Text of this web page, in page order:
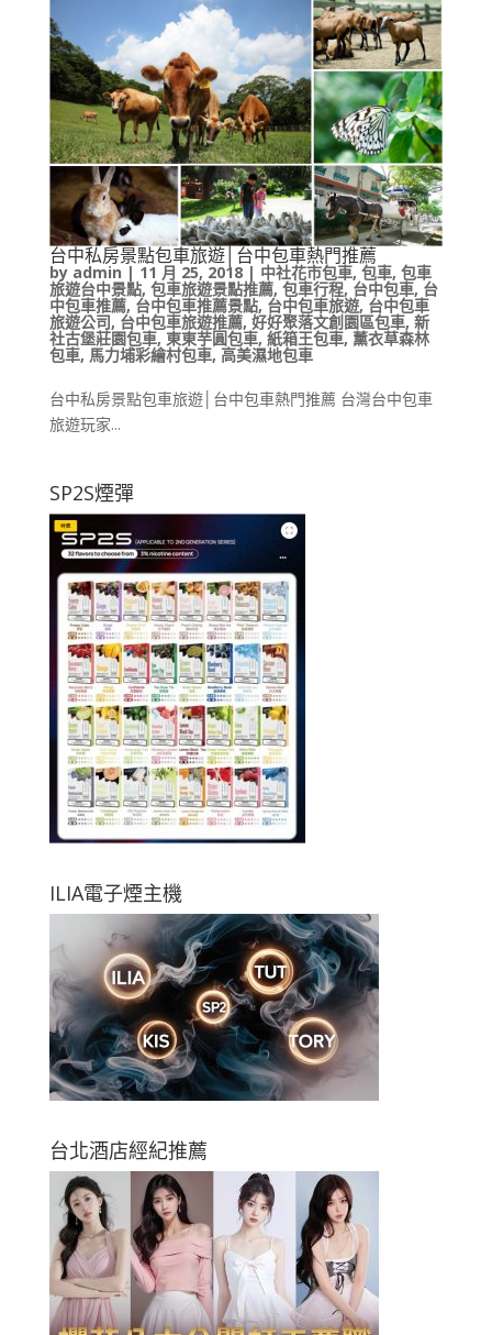
台中私房景點包車旅遊│台中包車熱門推薦
by admin | 11 月 25, 2018| 中社花市包車, 包車, 包車
旅遊台中景點, 包車旅遊景點推薦, 包車行程, 台中包車, 台
中包車推薦, 台中包車推薦景點, 台中包車旅遊, 台中包車
旅遊公司, 台中包車旅遊推薦, 好好聚落文創園區包車, 新
社古堡莊園包車, 東東芋圓包車, 紙箱王包車, 薰衣草森林
包車, 馬力埔彩繪村包車, 高美濕地包車
台中私房景點包車旅遊│台中包車熱門推薦 台灣台中包車
旅遊玩家...
SP2S煙彈
ILIA電子煙主機
台北酒店經紀推薦